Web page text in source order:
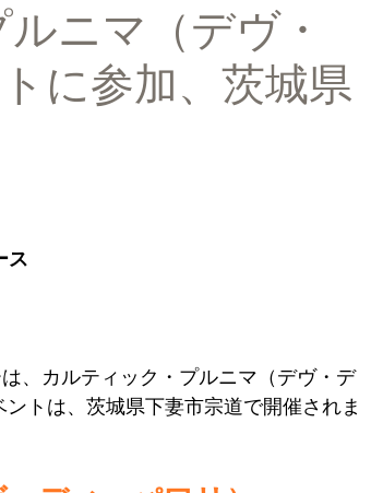
ニマ（デヴ・
に参加、茨城県
ス
は、カルティック・プルニマ（デヴ・デ
トは、茨城県下妻市宗道で開催されま